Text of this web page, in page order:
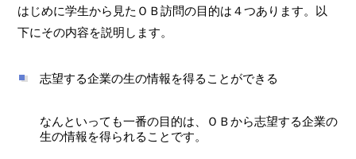
はじめに学生から見たＯＢ訪問の目的は４つあります。以
下にその内容を説明します。
志望する企業の生の情報を得ることができる
なんといっても一番の目的は、ＯＢから志望する企業の
生の情報を得られることです。